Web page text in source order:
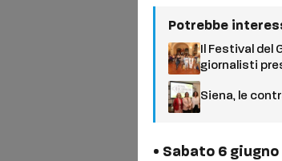
Potrebbe
Il Festival del
giornalisti
Siena, le
• Sabato 6 giugno